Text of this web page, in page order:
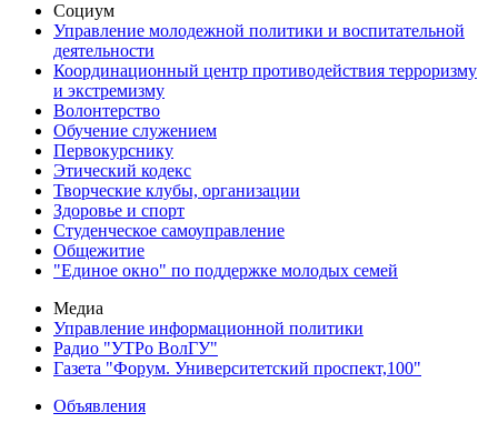
Социум
Управление молодежной политики и воспитательной
деятельности
Координационный центр противодействия терроризму
и экстремизму
Волонтерство
Обучение служением
Первокурснику
Этический кодекс
Творческие клубы, организации
Здоровье и спорт
Студенческое самоуправление
Общежитие
"Единое окно" по поддержке молодых семей
Медиа
Управление информационной политики
Радио "УТРо ВолГУ"
Газета "Форум. Университетский проспект,100"
Объявления